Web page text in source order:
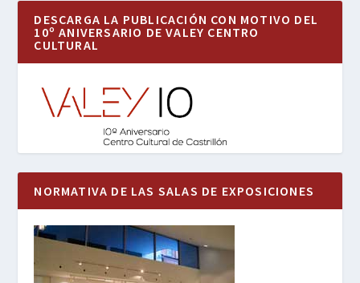
DESCARGA LA PUBLICACIÓN CON MOTIVO DEL
10º ANIVERSARIO DE VALEY CENTRO
CULTURAL
NORMATIVA DE LAS SALAS DE EXPOSICIONES